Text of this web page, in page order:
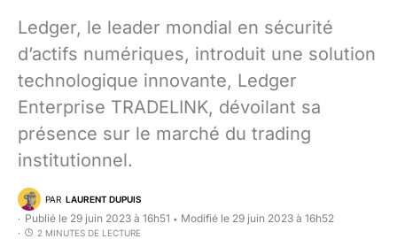
Ledger, le leader mondial en sécurité
d’actifs numériques, introduit une solution
technologique innovante, Ledger
Enterprise TRADELINK, dévoilant sa
présence sur le marché du trading
institutionnel.
PAR LAURENT DUPUIS
Publié le 29 juin 2023 à 16h51 • Modifié le 29 juin 2023 à 16h52
2 MINUTES DE LECTURE